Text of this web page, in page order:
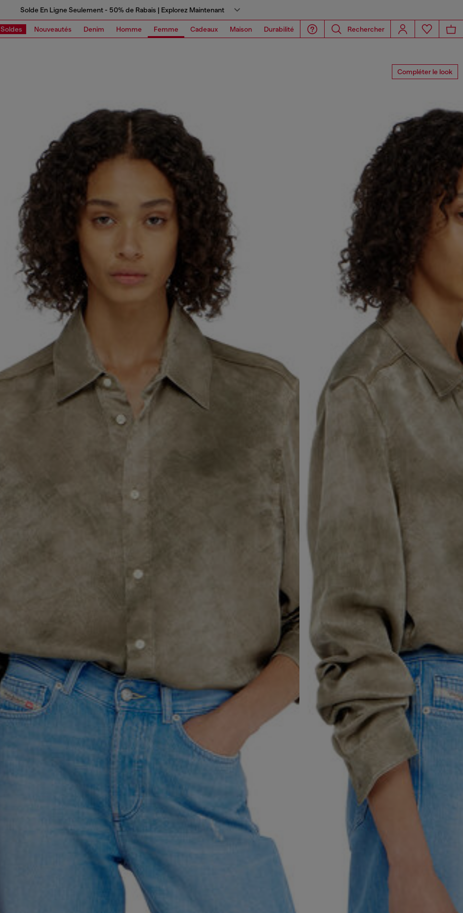
Solde En Ligne Seulement - 50% de Rabais | Explorez Maintenant
Soldes Nouveautés Denim Homme Femme Cadeaux Maison Durabilité Rechercher
Compléter le look